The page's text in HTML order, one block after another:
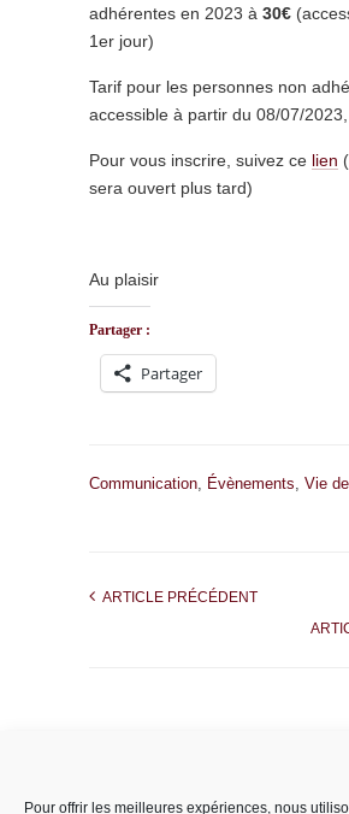
Pour offrir les meilleures expériences, nous
adhérentes en 2023 à 30€
1er jour)
Tarif pour les personnes non
accessible à partir du 08/07/
Pour vous inscrire, suivez ce lien
sera ouvert plus tard)
Au plaisir
Partager :
Partager
Communication Évènements Vie
ARTICLE PRÉCÉDENT